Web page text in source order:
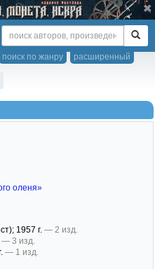
расширенный
поиск по жанру
оленя»
; 1957 г. — 2 изд.
— 3 изд.
— 1 изд.